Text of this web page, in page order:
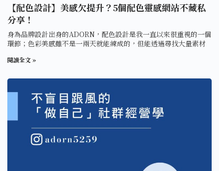
【配色設計】美感欠提升？5個配色靈感網站不藏私
分享！
身為品牌設計出身的ADORN，配色設計是我一直以來很重視的一個
環節；色彩美感雖不是一兩天就能練成的，但能透過尋找大量素材
閱讀全文 »